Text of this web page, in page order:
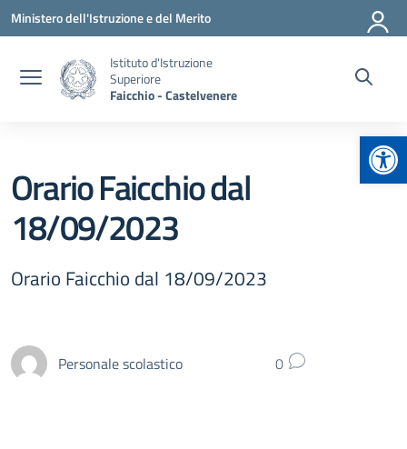
Vai ai contenuti
Vai al menu di navigazione
Vai al footer
Ministero dell'Istruzione e del Merito
Istituto d'Istruzione
Superiore
Faicchio - Castelvenere
Orario Faicchio dal
18/09/2023
Orario Faicchio dal 18/09/2023
Personale scolastico 0